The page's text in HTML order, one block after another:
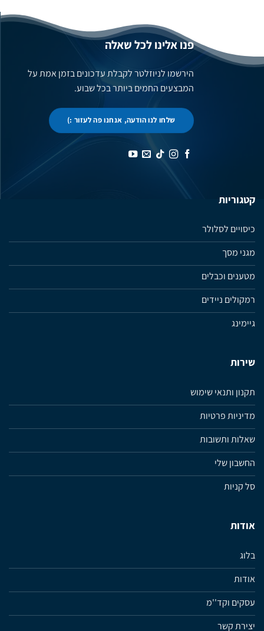
פנו אלינו לכל שאלה
הירשמו לניוזלטר לקבלת עדכונים בזמן אמת על
המבצעים החמים ביותר בכל שבוע.
שלחו לנו הודעה, אנחנו פה לעזור :)
קטגוריות
כיסויים לסלולר
מגני מסך
מטענים וכבלים
רמקולים ניידים
גיימינג
שירות
תקנון ותנאי שימוש
מדיניות פרטיות
שאלות ותשובות
החשבון שלי
סל קניות
אודות
בלוג
אודות
עסקים וקד''מ
יצירת קשר